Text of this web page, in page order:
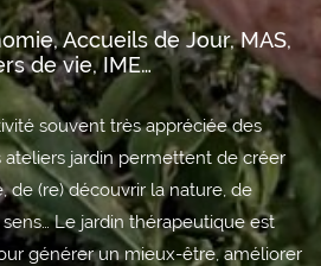
Accueils de Jour, MAS,
de vie, IME…
souvent très appréciée des
ateliers jardin permettent de créer
de (re) découvrir la nature, de
Le jardin thérapeutique est
générer un mieux-être, améliorer